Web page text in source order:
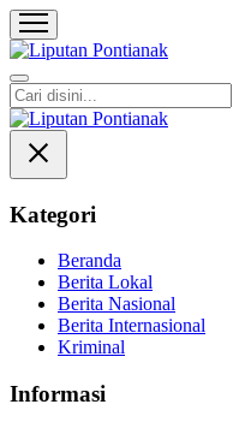
Liputan Pontianak
Berita Terkini dan TerUpdate
Kategori
Beranda
Berita Lokal
Berita Nasional
Berita Internasional
Kriminal
Informasi